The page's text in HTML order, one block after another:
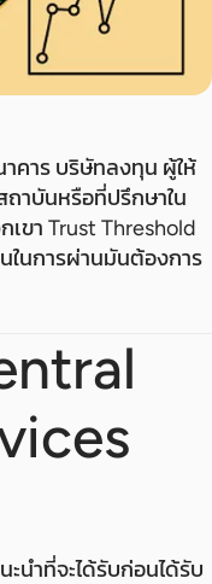
าคาร บริษัทลงทุน ผู้ให้
ถาบันหรือที่ปรึกษาใน
ขา Trust Threshold
ในการผ่านมันต้องการ
นำที่จะได้รับก่อนได้รับ